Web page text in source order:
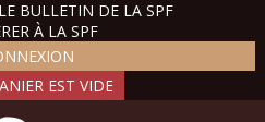
BULLETIN DE LA SPF
À LA SPF